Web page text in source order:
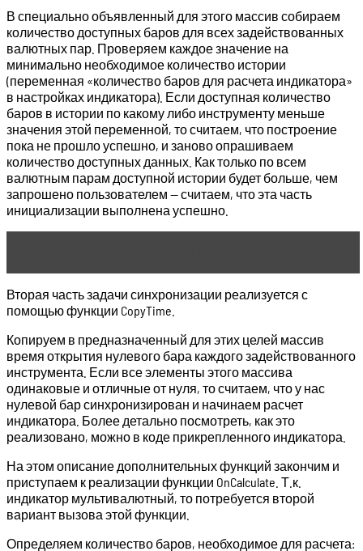
В специально объявленный для этого массив собираем
количество доступных баров для всех задействованных
валютных пар. Проверяем каждое значение на
минимально необходимое количество истории
(переменная «количество баров для расчета индикатора»
в настройках индикатора). Если доступная количество
баров в истории по какому либо инструменту меньше
значения этой переменной, то считаем, что построение
пока не прошло успешно, и заново опрашиваем
количество доступных данных. Как только по всем
валютным парам доступной истории будет больше, чем
запрошено пользователем — считаем, что эта часть
инициализации выполнена успешно.
Вторая часть задачи синхронизации реализуется с
помощью функции CopyTime.
Копируем в предназначенный для этих целей массив
время открытия нулевого бара каждого задействованного
инструмента. Если все элементы этого массива
одинаковые и отличные от нуля, то считаем, что у нас
нулевой бар синхронизирован и начинаем расчет
индикатора. Более детально посмотреть, как это
реализовано, можно в коде прикрепленного индикатора.
На этом описание дополнительных функций закончим и
приступаем к реализации функции OnCalculate. Т.к.
индикатор мультивалютный, то потребуется второй
вариант вызова этой функции.
Определяем количество баров, необходимое для расчета: